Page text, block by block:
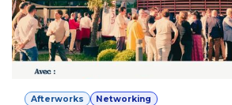
Afterworks Networking